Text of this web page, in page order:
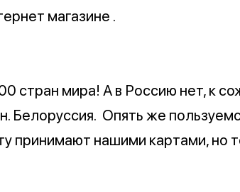
магазине .
стран мира! А в Россию нет, к
Белоруссия. Опять же
принимают нашими картами, но